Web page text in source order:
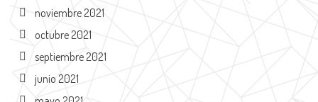
noviembre 2021
octubre 2021
septiembre 2021
junio 2021